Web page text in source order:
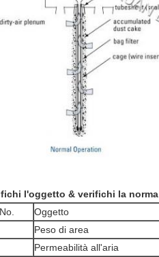
l'oggetto & verifichi la norma
Oggetto
Peso di area
Permeabilità all'aria